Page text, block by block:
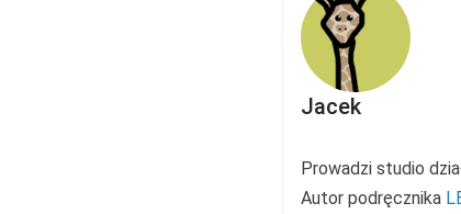
Jacek
Prowadzi studio
Autor podręcznika